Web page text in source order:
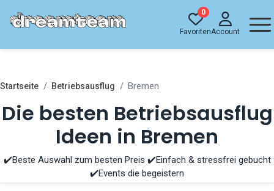
0
FavoritenAccount
Startseite Betriebsausflug Bremen
Die besten Betriebsausflug
Ideen in Bremen
✔️Beste Auswahl zum besten Preis ✔️Einfach & stressfrei gebucht
✔️Events die begeistern